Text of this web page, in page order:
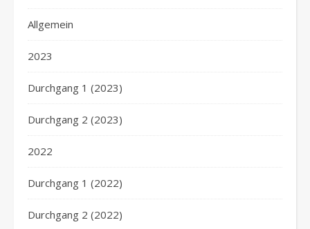
Allgemein
2023
Durchgang 1 (2023)
Durchgang 2 (2023)
2022
Durchgang 1 (2022)
Durchgang 2 (2022)